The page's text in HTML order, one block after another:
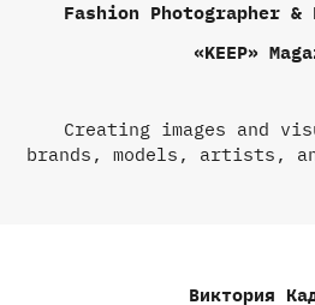
Fashion Photographer &
«KEEP»
Creating images and
brands, models, artists,
Виктория